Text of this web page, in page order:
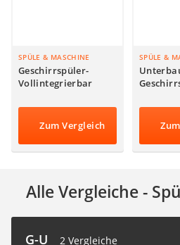
Absauganlage
SPÜLE & MASCHINE
Geschirrspüler-
Vollintegrierbar
Zum Vergleich
SPÜLE &
Alle Vergleiche -
G-U 2 Vergleiche